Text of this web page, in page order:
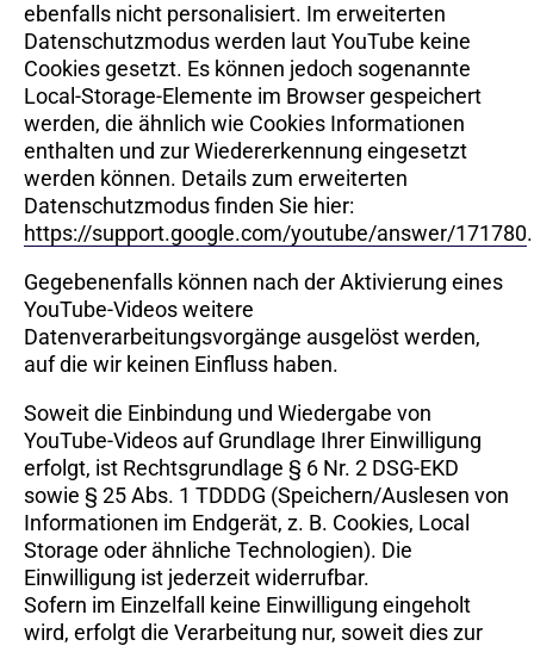
ebenfalls nicht personalisiert. Im erweiterten
Datenschutzmodus werden laut YouTube keine
Cookies gesetzt. Es können jedoch sogenannte
Local-Storage-Elemente im Browser gespeichert
werden, die ähnlich wie Cookies Informationen
enthalten und zur Wiedererkennung eingesetzt
werden können. Details zum erweiterten
Datenschutzmodus finden Sie hier:
https://support.google.com/youtube/answer/171780.
Gegebenenfalls können nach der Aktivierung eines
YouTube-Videos weitere
Datenverarbeitungsvorgänge ausgelöst werden,
auf die wir keinen Einfluss haben.
Soweit die Einbindung und Wiedergabe von
YouTube-Videos auf Grundlage Ihrer Einwilligung
erfolgt, ist Rechtsgrundlage § 6 Nr. 2 DSG-EKD
sowie § 25 Abs. 1 TDDDG (Speichern/Auslesen von
Informationen im Endgerät, z. B. Cookies, Local
Storage oder ähnliche Technologien). Die
Einwilligung ist jederzeit widerrufbar.
Sofern im Einzelfall keine Einwilligung eingeholt
wird, erfolgt die Verarbeitung nur, soweit dies zur